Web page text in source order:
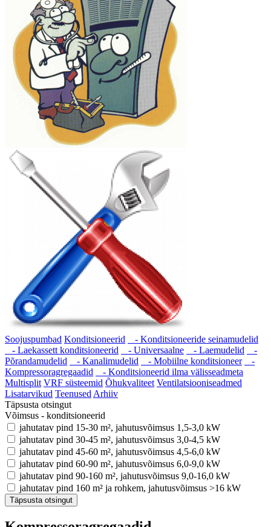
Soojuspumbad Konditsioneerid
- Konditsioneeride seinamudelid
- Laekassett konditsioneerid
- Universaalne - Laemudelid
-
Põrandamudelid
- Kanalimudelid - Mobiilne konditsioneer
-
Kompressoragregaadid
- Konditsioneerid ilma välisseadmeta
Multisplit VRF süsteemid Õhukvaliteet Ventilatsiooniseadmed
Lisatarvikud Teenused Arhiiv
Täpsusta otsingut
Võimsus - konditsioneerid
jahutatav pind 15-30 m², jahutusvõimsus 1,5-3,0 kW
jahutatav pind 30-45 m², jahutusvõimsus 3,0-4,5 kW
jahutatav pind 45-60 m², jahutusvõimsus 4,5-6,0 kW
jahutatav pind 60-90 m², jahutusvõimsus 6,0-9,0 kW
jahutatav pind 90-160 m², jahutusvõimsus 9,0-16,0 kW
jahutatav pind 160 m² ja rohkem, jahutusvõimsus >16 kW
Täpsusta otsingut